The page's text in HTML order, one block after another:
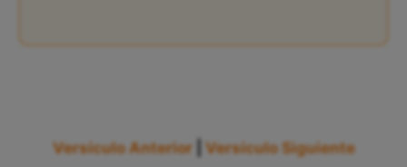
Versículo Anterior Versículo Siguiente